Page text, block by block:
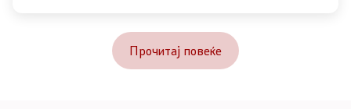
Прочитај повеќе